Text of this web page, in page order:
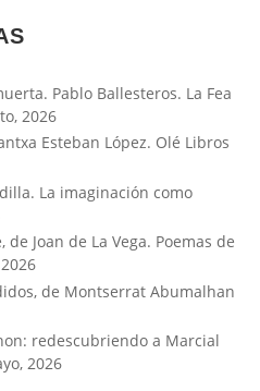
Pablo Ballesteros. La Fea
2026
Esteban López. Olé Libros
La imaginación como
Joan de La Vega. Poemas de
de Montserrat Abumalhan
redescubriendo a Marcial
2026